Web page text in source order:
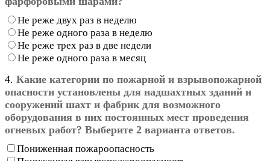
Не реже двух раз в неделю
Не реже одного раза в неделю
Не реже трех раз в две недели
Не реже одного раза в месяц
4. Какие категории по пожарной и взрывопожарной
опасности установлены для надшахтных зданий и
сооружений шахт и фабрик для возможного
оборудования в них постоянных мест проведения
огневых работ? Выберите 2 варианта ответов.
Пониженная пожароопасность